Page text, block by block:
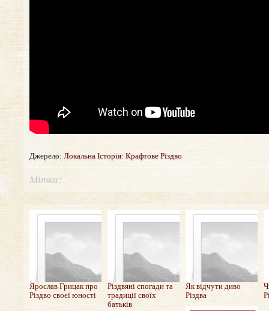
Джерело: Локальна Історія: Крафтове Різдво
Мітки:
Ярослав Грицак про
Різдво своєї юності
Різдвяні спогади та
традиції своїх
батьків
Як відчути диво
Різдва